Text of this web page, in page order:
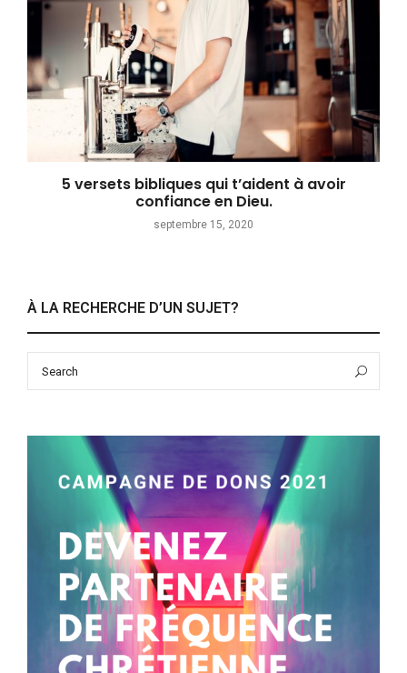
5 versets bibliques qui t’aident à avoir
confiance en Dieu.
septembre 15, 2020
À LA RECHERCHE D’UN SUJET?